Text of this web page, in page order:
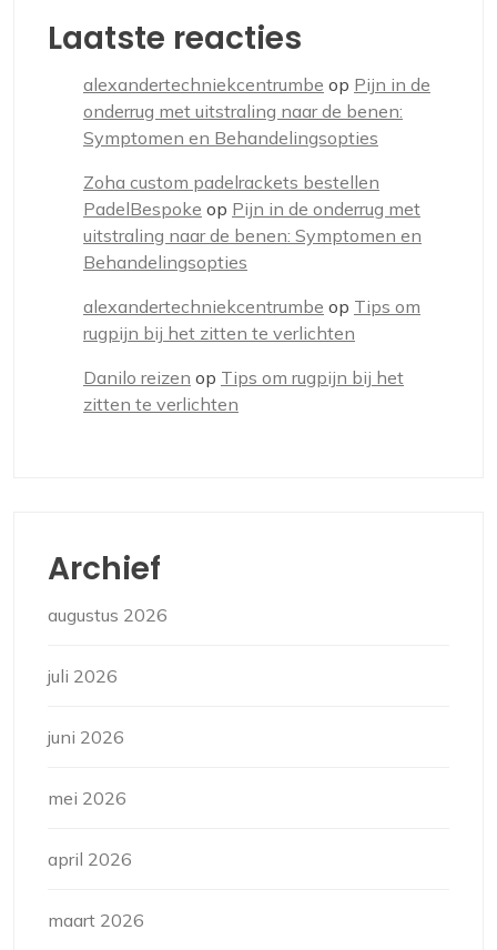
Laatste reacties
alexandertechniekcentrumbe op Pijn in de
onderrug met uitstraling naar de benen:
Symptomen en Behandelingsopties
Zoha custom padelrackets bestellen
PadelBespoke op Pijn in de onderrug met
uitstraling naar de benen: Symptomen en
Behandelingsopties
alexandertechniekcentrumbe op Tips om
rugpijn bij het zitten te verlichten
Danilo reizen op Tips om rugpijn bij het
zitten te verlichten
Archief
augustus 2026
juli 2026
juni 2026
mei 2026
april 2026
maart 2026